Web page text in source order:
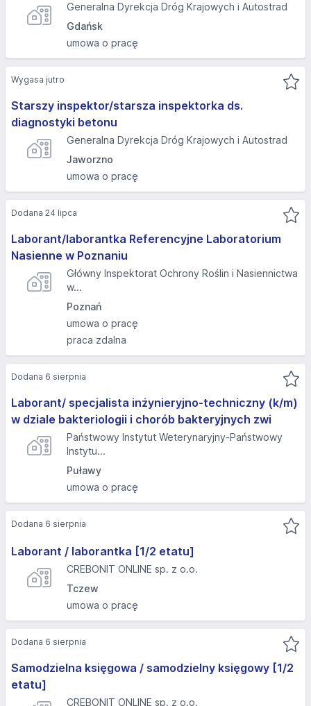
Generalna Dyrekcja Dróg Krajowych i Autostrad
Gdańsk
umowa o pracę
Starszy inspektor/starsza inspektorka ds.
diagnostyki betonu
Generalna Dyrekcja Dróg Krajowych i Autostrad
Jaworzno
umowa o pracę
Wygasa jutro
Laborant/laborantka Referencyjne Laboratorium
Nasienne w Poznaniu
Główny Inspektorat Ochrony Roślin i Nasiennictwa
w...
Poznań
umowa o pracę
praca zdalna
Dodana 24 lipca
Laborant/ specjalista inżynieryjno-techniczny (k/m)
w dziale bakteriologii i chorób bakteryjnych zwi
Państwowy Instytut Weterynaryjny-Państwowy
Instytu...
Puławy
umowa o pracę
Dodana 6 sierpnia
Laborant / laborantka [1/2 etatu]
CREBONIT ONLINE sp. z o.o.
Tczew
umowa o pracę
Dodana 6 sierpnia
Samodzielna księgowa / samodzielny księgowy [1/2
etatu]
CREBONIT ONLINE sp. z o.o.
Dodana 6 sierpnia